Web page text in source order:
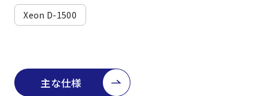
Xeon D-1500
主な仕様